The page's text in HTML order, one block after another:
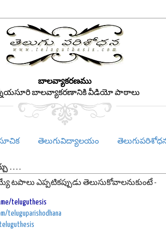
బాలవ్యాకరణము
బాలవ్యాకరణానికి వీడియో పాఠాలు
తెలుగువిద్యాలయం
టపాలు ఎప్పటికప్పుడు తెలుసుకోవాలనుకుంటే -
teluguthesis
teluguparishodhana